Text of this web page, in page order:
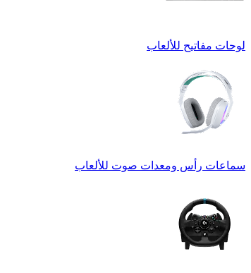
لوحات مفاتيح للألعاب
سماعات رأس ومعدات صوت للألعاب